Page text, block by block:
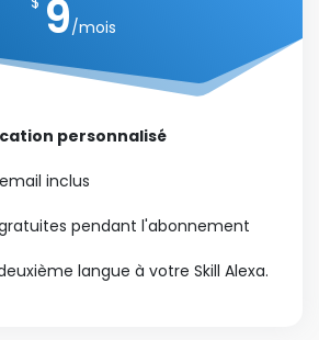
votre
de radio à
commande vocale Nous
professionnelles qui
de se connecter
9/mois
personnalisé
inclus
pendant l'abonnement
langue à votre Skill Alexa.